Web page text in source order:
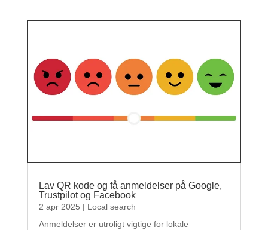
Lav QR kode og få anmeldelser på Google,
Trustpilot og Facebook
2 apr 2025 | Local search
Anmeldelser er utroligt vigtige for lokale